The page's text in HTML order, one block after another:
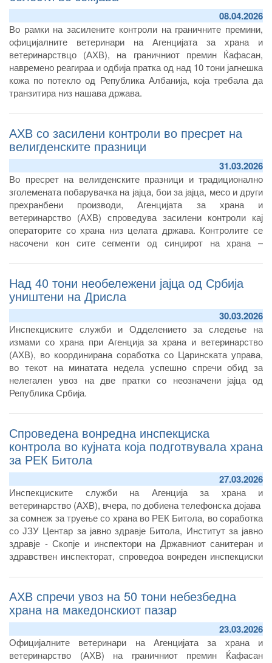
08.04.2026
Во рамки на засилените контроли на граничните премини,
официјалните ветеринари на Агенцијата за храна и
ветеринарствцо (АХВ), на граничниот премин Ќафасан,
навремено реагираа и одбија пратка од над 10 тони јагнешка
кожа по потекло од Република Албанија, која требала да
транзитира низ нашава држава.
АХВ со засилени контроли во пресрет на
велигденските празници
31.03.2026
Во пресрет на велигденските празници и традиционално
зголемената побарувачка на јајца, бои за јајца, месо и други
прехранбени производи, Агенцијата за храна и
ветеринарство (АХВ) спроведува засилени контроли кај
операторите со храна низ целата држава. Контролите се
насочени кон сите сегменти од синџирот на храна –
цел да се спречи пласирање на небезбедни производи и да
се сузбие нелегалната трговија.
Над 40 тони необележени јајца од Србија
уништени на Дрисла
30.03.2026
Инспекциските служби и Одделението за следење на
измами со храна при Агенција за храна и ветеринарство
(АХВ), во координирана соработка со Царинската управа,
во текот на минатата недела успешно спречи обид за
нелегален увоз на две пратки со неозначени јајца од
Република Србија.
Спроведена вонредна инспекциска
контрола во кујната која подготвувала храна
за РЕК Битола
27.03.2026
Инспекциските служби на Агенција за храна и
ветеринарство (АХВ), вчера, по добиена телефонска дојава
за сомнеж за труење со храна во РЕК Битола, во соработка
со ЈЗУ Центар за јавно здравје Битола, Институт за јавно
здравје - Скопје и инспектори на Државниот санитеран и
здравствен инспекторат, спроведоа вонреден инспекциски
храна на РЕК Битола. Во координирана акција, земени се
мостри од храна и брисеви од работни површини, раце и
нос на затекнати вработени лица во кујната.
АХВ спречи увоз на 50 тони небезбедна
храна на македонскиот пазар
23.03.2026
Официјалните ветеринари на Агенцијата за храна и
ветеринарство (АХВ) на граничниот премин Ќафасан